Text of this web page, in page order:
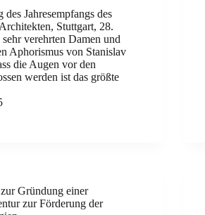
Jahresempfangs des
Stuttgart, 28.
verehrten Damen und
Aphorismus von Stanislav
die Augen vor den
werden ist das größte
Gründung einer
zur Förderung der